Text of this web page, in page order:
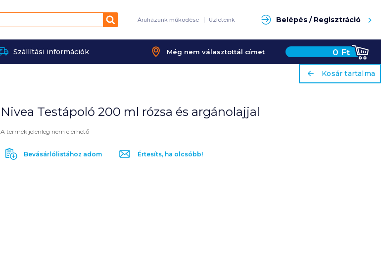
Keresés Áruházunk működése Üzleteink Belépés / Regisztráció
Szállítási információk Még nem választottál címet 0 Ft
ariaLabel
Kosár tartalma
Nivea Testápoló 200 ml rózsa és argánolajjal
A termék jelenleg nem elérhető
Bevásárlólistához adom Értesíts, ha olcsóbb!